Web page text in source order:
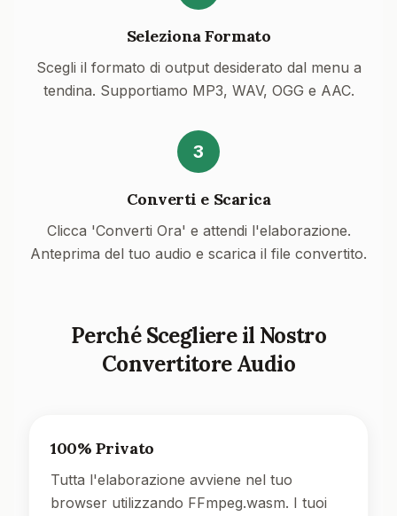
Seleziona Formato
Scegli il formato di output desiderato dal menu a
tendina. Supportiamo MP3, WAV, OGG e AAC.
3
Converti e Scarica
Clicca 'Converti Ora' e attendi l'elaborazione.
Anteprima del tuo audio e scarica il file convertito.
Perché Scegliere il Nostro
Convertitore Audio
100% Privato
Tutta l'elaborazione avviene nel tuo
browser utilizzando FFmpeg.wasm. I tuoi